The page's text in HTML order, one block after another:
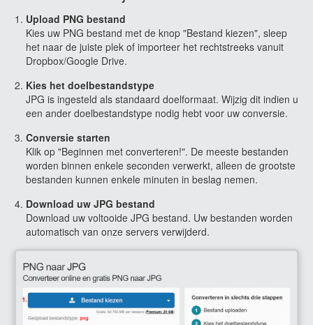
Upload PNG bestand
Kies uw PNG bestand met de knop "Bestand kiezen", sleep
het naar de juiste plek of importeer het rechtstreeks vanuit
Dropbox/Google Drive.
Kies het doelbestandstype
JPG is ingesteld als standaard doelformaat. Wijzig dit indien u
een ander doelbestandstype nodig hebt voor uw conversie.
Conversie starten
Klik op "Beginnen met converteren!". De meeste bestanden
worden binnen enkele seconden verwerkt, alleen de grootste
bestanden kunnen enkele minuten in beslag nemen.
Download uw JPG bestand
Download uw voltooide JPG bestand. Uw bestanden worden
automatisch van onze servers verwijderd.